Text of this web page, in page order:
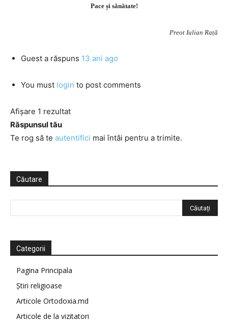
Pace și sănătate!
Preot Iulian Rață
Guest a răspuns 13 ani ago
You must login to post comments
Afișare 1 rezultat
Răspunsul tău
Te rog să te autentifici mai întâi pentru a trimite.
Căutare
Categorii
Pagina Principala
Știri religioase
Articole Ortodoxia.md
Articole de la vizitatori